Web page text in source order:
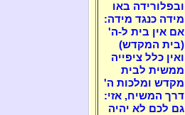
ובפלורידה באו
מידה כנגד מידה:
אם אין בית ל-ה'
(בית המקדש)
ואין כלל ציפייה
ממשית לבית
מקדש ומלכות ה'
דרך המשיח, אזי:
גם לכם לא יהיה